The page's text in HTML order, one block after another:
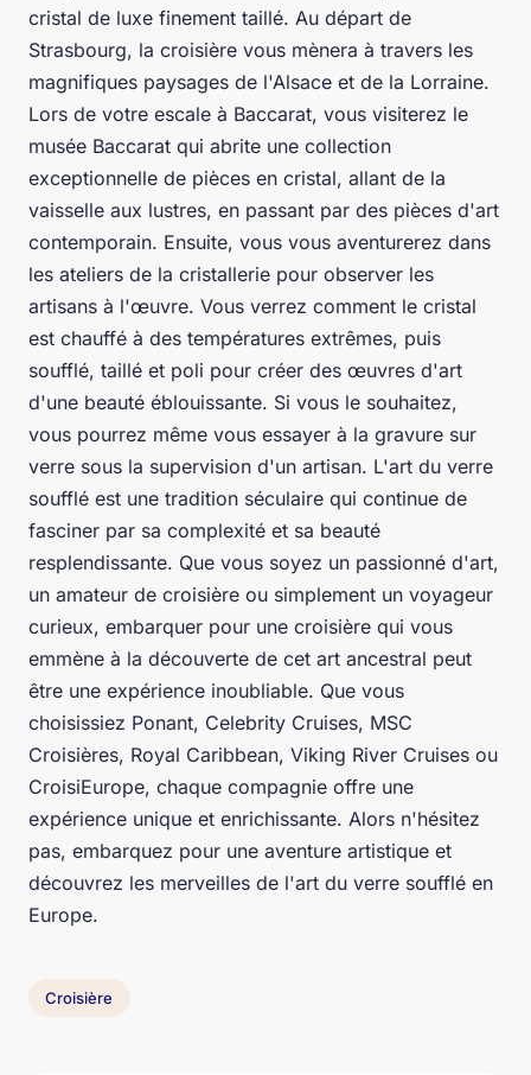
cristal de luxe finement taillé. Au départ de
Strasbourg, la croisière vous mènera à travers les
magnifiques paysages de l'Alsace et de la Lorraine.
Lors de votre escale à Baccarat, vous visiterez le
musée Baccarat qui abrite une collection
exceptionnelle de pièces en cristal, allant de la
vaisselle aux lustres, en passant par des pièces d'art
contemporain. Ensuite, vous vous aventurerez dans
les ateliers de la cristallerie pour observer les
artisans à l'œuvre. Vous verrez comment le cristal
est chauffé à des températures extrêmes, puis
soufflé, taillé et poli pour créer des œuvres d'art
d'une beauté éblouissante. Si vous le souhaitez,
vous pourrez même vous essayer à la gravure sur
verre sous la supervision d'un artisan. L'art du verre
soufflé est une tradition séculaire qui continue de
fasciner par sa complexité et sa beauté
resplendissante. Que vous soyez un passionné d'art,
un amateur de croisière ou simplement un voyageur
curieux, embarquer pour une croisière qui vous
emmène à la découverte de cet art ancestral peut
être une expérience inoubliable. Que vous
choisissiez Ponant, Celebrity Cruises, MSC
Croisières, Royal Caribbean, Viking River Cruises ou
CroisiEurope, chaque compagnie offre une
expérience unique et enrichissante. Alors n'hésitez
pas, embarquez pour une aventure artistique et
découvrez les merveilles de l'art du verre soufflé en
Europe.
Croisière